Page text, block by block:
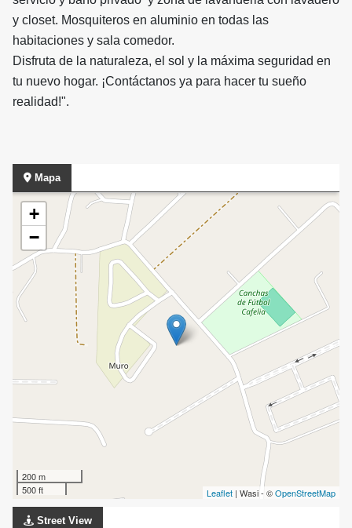
y closet. Mosquiteros en aluminio en todas las
habitaciones y sala comedor.
Disfruta de la naturaleza, el sol y la máxima seguridad en
tu nuevo hogar. ¡Contáctanos ya para hacer tu sueño
realidad!".
Mapa
+
−
200 m
500 ft
Leaflet | Wasi - ©OpenStreetMap
Street View